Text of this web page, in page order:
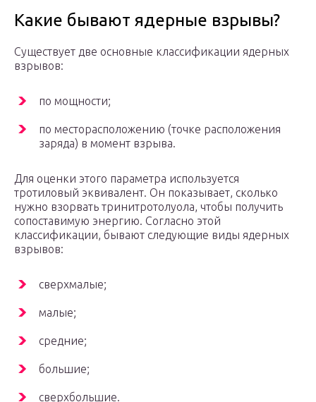
Какие бывают ядерные взрывы?
Существует две основные классификации ядерных
взрывов:
по мощности;
по месторасположению (точке расположения
заряда) в момент взрыва.
Для оценки этого параметра используется
тротиловый эквивалент. Он показывает, сколько
нужно взорвать тринитротолуола, чтобы получить
сопоставимую энергию. Согласно этой
классификации, бывают следующие виды ядерных
взрывов:
сверхмалые;
малые;
средние;
большие;
сверхбольшие.